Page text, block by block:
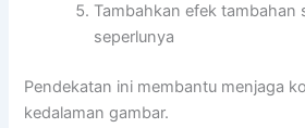
Tambahkan efek tambahan
seperlunya
Pendekatan ini membantu menjaga
kedalaman gambar.